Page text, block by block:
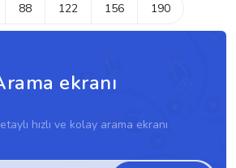
88 122 156 190
ekranı
hızlı ve kolay arama ekranı